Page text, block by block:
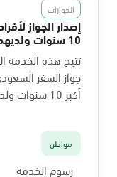
الجوازات
إصدار الجواز
10 سنوات ولديهم هوية وطنية
تتيح هذه الخدمة
جواز السفر
أكبر 10 سنوات ولديهم هوية وطنية.
مواطن
رسوم الخدمة